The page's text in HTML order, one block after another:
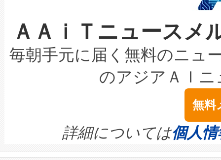
取得できる可能性もあります
設には、3億～4億ドルかか
最高経営責任者（CEO）であ
す。「当社のfully-connected
ームを利用すれば、6,000万
きます。この効率性は、フェ
限を超えて利用可能な電力容
持できるよう貢献します。こ
ービスレベル契約（SLA）違
テリー性能の劣化によるダウ
念は、現在データセンターが
ます。 Voltaiq provides a
quality and reliability for AI
BESS stack to ensure battery
なレーザースポットにより、
な環境下でも豊かなディテー
キロメートル範囲を検出
LiDAR for Inspections,
は1535 nmレーザーを搭載。
イズの小径化を実現すること
す。ノーマルモードでは、
ートル先まで検出でき、これ
ＡＡｉＴニュース
毎朝手元に届く無料のニュ
のアジアＡＩ
無料
詳細については個人